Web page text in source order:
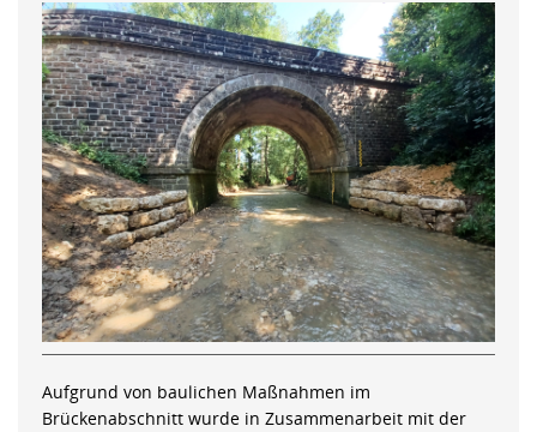
Aufgrund von baulichen Maßnahmen im
Brückenabschnitt wurde in Zusammenarbeit mit der